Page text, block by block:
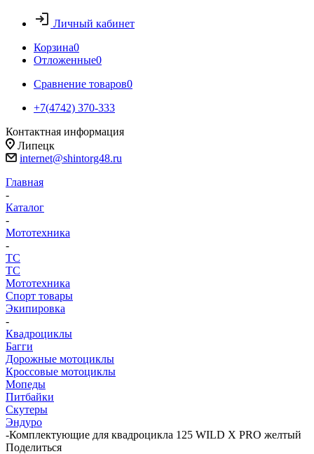
Личный кабинет
Корзина0
Отложенные0
Сравнение товаров0
+7(4742) 370-333
Контактная информация
Липецк
internet@shintorg48.ru
Главная
-
Каталог
-
Мототехника
-
ТС
ТС
Мототехника
Спорт товары
Экипировка
-
Квадроциклы
Багги
Дорожные мотоциклы
Кроссовые мотоциклы
Мопеды
Питбайки
Скутеры
Эндуро
-Комплектующие для квадроцикла 125 WILD X PRO желтый
Поделиться